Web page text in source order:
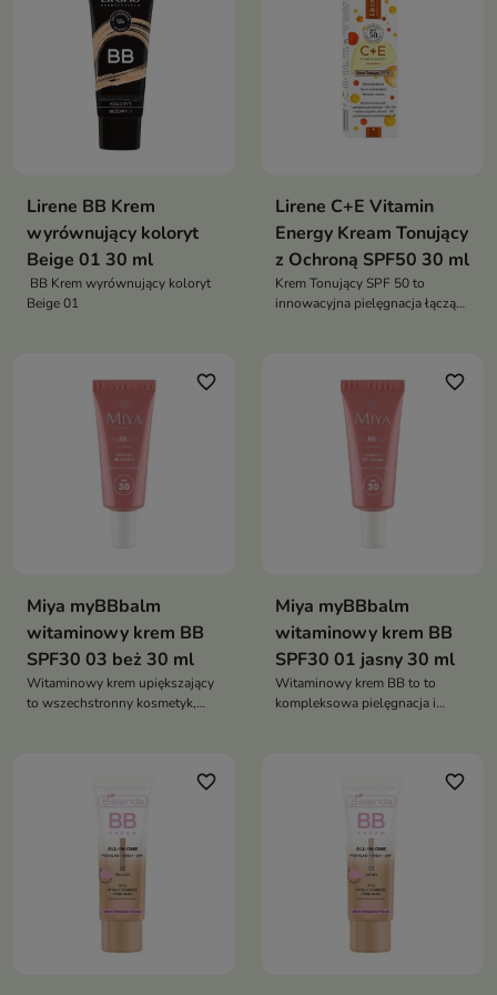
Lirene BB Krem
wyrównujący koloryt
Beige 01 30 ml
BB Krem wyrównujący koloryt
Beige 01
Lirene C+E Vitamin
Energy Kream Tonujący
z Ochroną SPF50 30 ml
Krem Tonujący SPF 50 to
innowacyjna pielęgnacja łącząca
favorite_border
Miya myBBbalm
witaminowy krem BB
SPF30 03 beż 30 ml
Witaminowy krem upiększający
to wszechstronny kosmetyk,
favorite_border
Miya myBBbalm
witaminowy krem BB
SPF30 01 jasny 30 ml
Witaminowy krem BB to to
kompleksowa pielęgnacja i
favorite_border favorite_border